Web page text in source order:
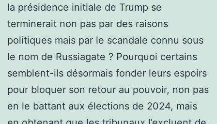
la présidence initiale de Trump se
terminerait non pas par des raisons
politiques mais par le scandale connu sous
le nom de Russiagate ? Pourquoi certains
semblent-ils désormais fonder leurs espoirs
pour bloquer son retour au pouvoir, non pas
en le battant aux élections de 2024, mais